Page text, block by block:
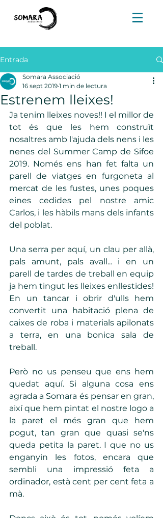
Entrada
Estrenem lleixes!
Somara Associació
16 sept 2019 1 min de lectura
Ja tenim lleixes noves!! I el millor de
tot és que les hem construït
nosaltres amb l'ajuda dels nens i les
nenes del Summer Camp de Sifoe
2019. Només ens han fet falta un
parell de viatges en furgoneta al
mercat de les fustes, unes poques
eines cedides pel nostre amic
Carlos, i les hàbils mans dels infants
del poblat.
Una serra per aquí, un clau per allà,
pals amunt, pals avall... i en un
parell de tardes de treball en equip
ja hem tingut les lleixes enllestides!
En un tancar i obrir d'ulls hem
convertit una habitació plena de
caixes de roba i materials apilonats
a terra, en una bonica sala de
treball.
Però no us penseu que ens hem
quedat aquí. Si alguna cosa ens
agrada a Somara és pensar en gran,
així que hem pintat el nostre logo a
la paret el més gran que hem
pogut, tan gran que quasi se'ns
queda petita la paret. I que no us
enganyin les fotos, encara que
sembli una impressió feta a
ordinador, està cent per cent feta a
mà.